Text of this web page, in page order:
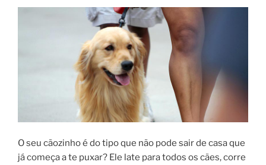
O seu cãozinho é do tipo que não pode sair de casa que
já começa a te puxar? Ele late para todos os cães, corre